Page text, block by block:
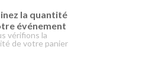
la quantité
événement
vérifions la
de votre panier